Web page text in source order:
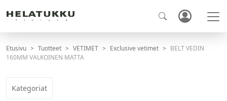
Etusivu Tuotteet VETIMET Exclusive vetimet
BELT VEDIN
160MM VALKOINEN MATTA
Kategoriat